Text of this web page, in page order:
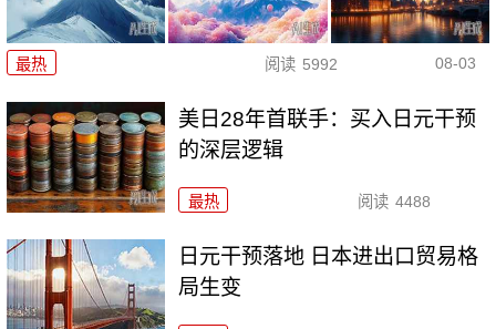
最热 阅读 5992 08-03
美日28年首联手：买入日元干预
的深层逻辑
最热 阅读 4488
日元干预落地 日本进出口贸易格
局生变